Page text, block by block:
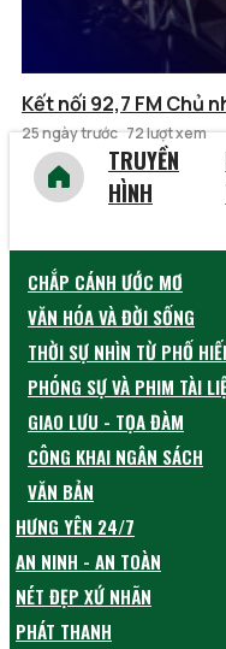
Kết nối 92,7 FM Chủ
25 ngày trước 72 lượt xem
TRUYỀN
HÌNH
CHẮP CÁNH ƯỚC MƠ
VĂN HÓA VÀ ĐỜI SỐNG
THỜI SỰ NHÌN TỪ PHỐ
PHÓNG SỰ VÀ PHIM TÀI
GIAO LƯU - TỌA ĐÀM
CÔNG KHAI NGÂN SÁCH
VĂN BẢN
HƯNG YÊN 24/7
AN NINH - AN TOÀN
NÉT ĐẸP XỨ NHÃN
PHÁT THANH